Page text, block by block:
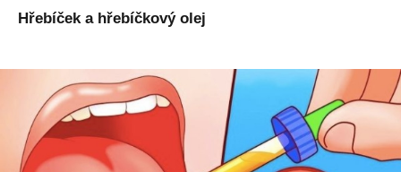
Hřebíček a hřebíčkový olej